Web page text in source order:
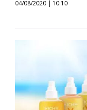
04/08/2020 | 10:10